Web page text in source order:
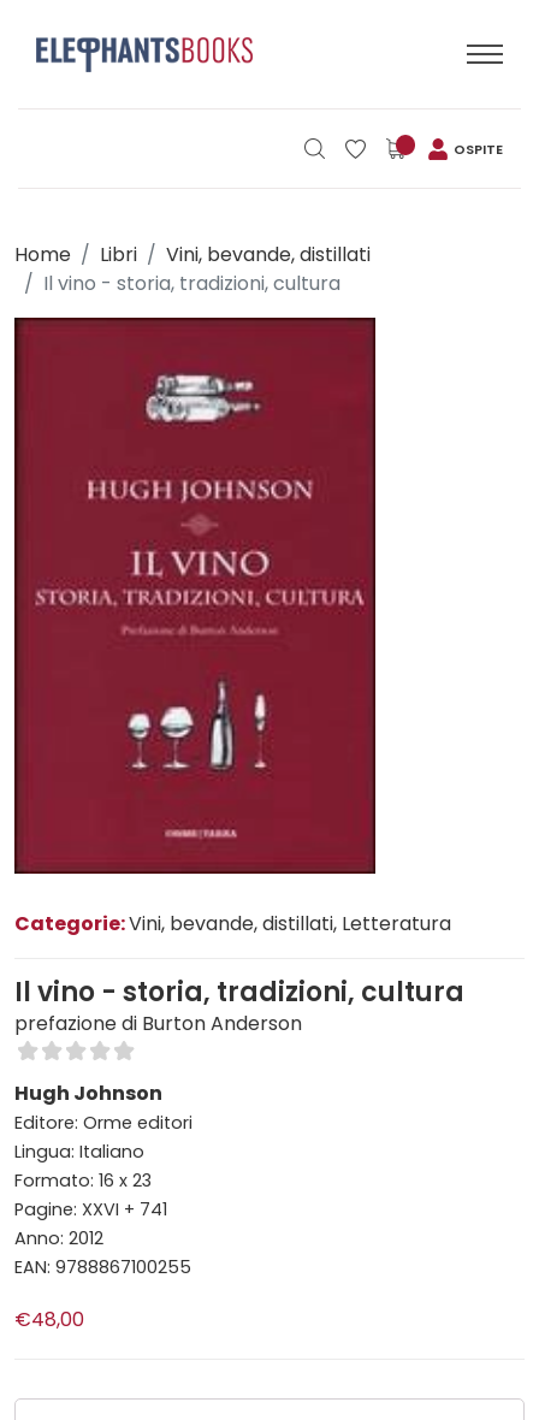
OSPITE
Home Libri
Vini, bevande, distillati
Il vino - storia, tradizioni, cultura
Categorie:Vini, bevande, distillati, Letteratura
Il vino - storia, tradizioni, cultura
prefazione di Burton Anderson
Hugh Johnson
Editore: Orme editori
Lingua: Italiano
Formato: 16 x 23
Pagine: XXVI + 741
Anno: 2012
EAN: 9788867100255
€48,00